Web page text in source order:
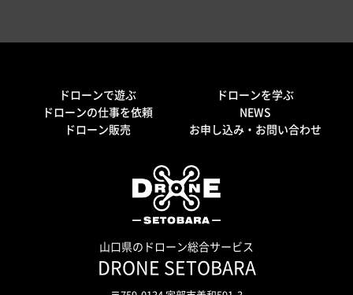
山口県のドローン総合サービス
DRONE SETOBARA
ドローンで遊ぶ
ドローンを学ぶ
ドローンの仕事を依頼
NEWS
ドローン販売
お申し込み・お問い合わせ